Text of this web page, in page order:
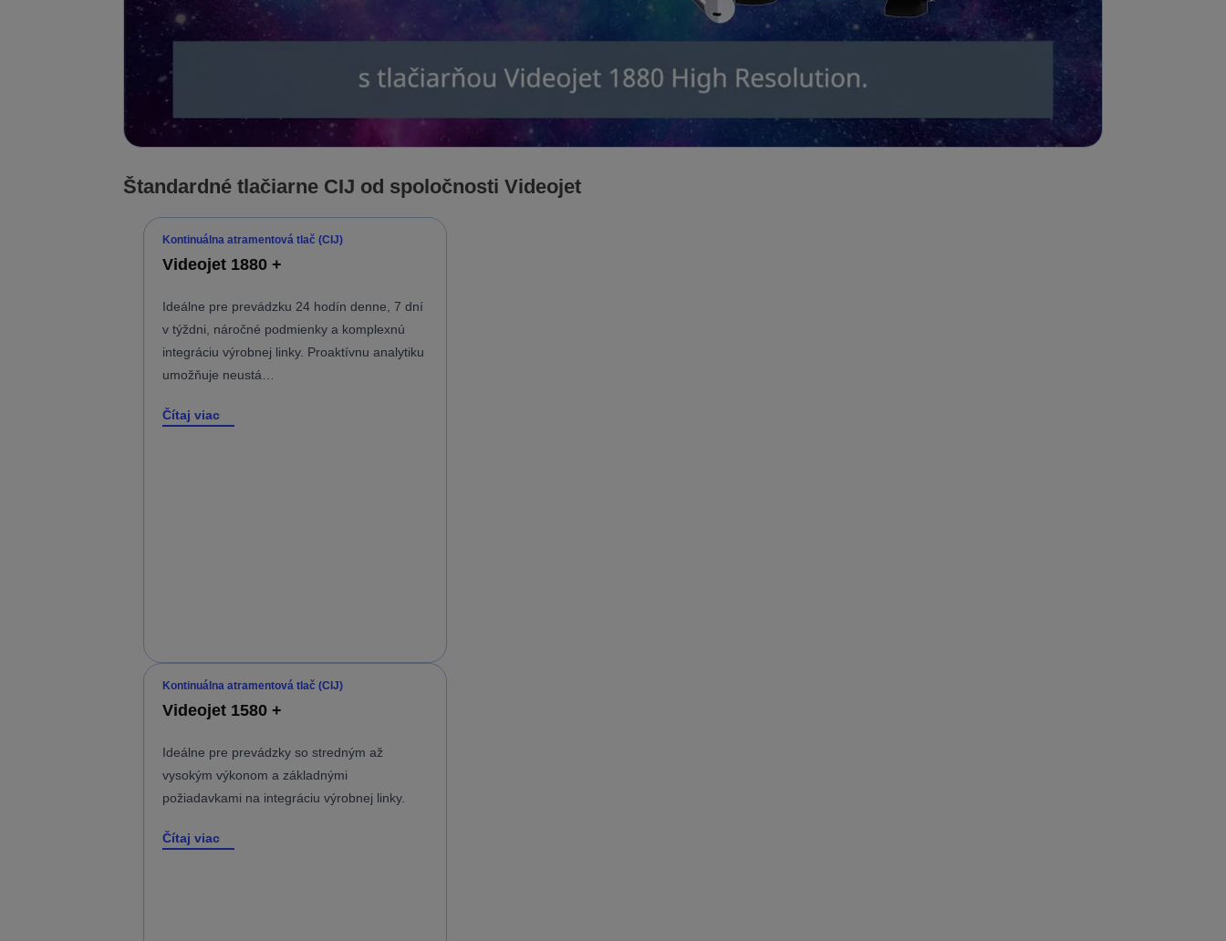
Štandardné tlačiarne CIJ od spoločnosti Videojet
Kontinuálna atramentová tlač (CIJ)
Videojet 1880 +
Ideálne pre prevádzku 24 hodín denne, 7 dní
v týždni, náročné podmienky a komplexnú
integráciu výrobnej linky. Proaktívnu analytiku
umožňuje neustá…
Čítaj viac
Kontinuálna atramentová tlač (CIJ)
Videojet 1580 +
Ideálne pre prevádzky so stredným až
vysokým výkonom a základnými
požiadavkami na integráciu výrobnej linky.
Čítaj viac